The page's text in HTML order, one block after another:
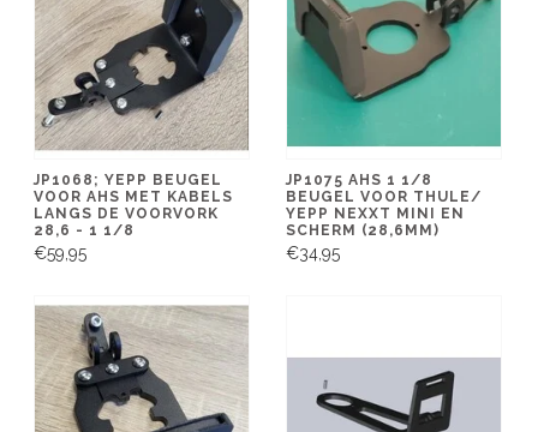
JP1068; YEPP BEUGEL
VOOR AHS MET KABELS
LANGS DE VOORVORK
28,6 - 1 1/8
€59,95
JP1075 AHS 1 1/8
BEUGEL VOOR THULE/
YEPP NEXXT MINI EN
SCHERM (28,6MM)
€34,95